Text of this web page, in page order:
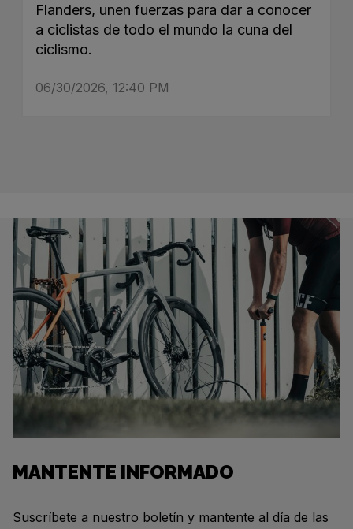
Flanders, unen fuerzas para dar a conocer
a ciclistas de todo el mundo la cuna del
ciclismo.
06/30/2026, 12:40 PM
MANTENTE INFORMADO
Suscríbete a nuestro boletín y mantente al día de las